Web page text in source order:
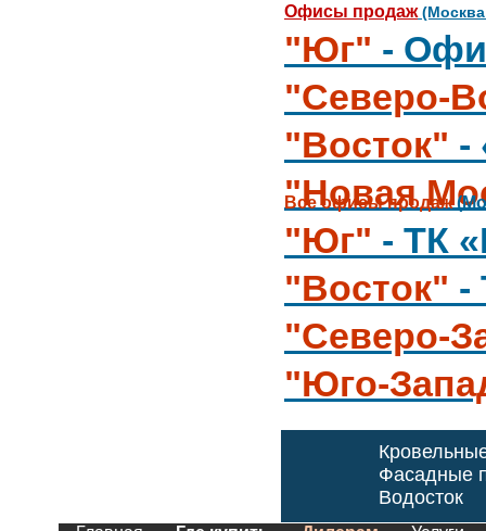
Офисы продаж(Москва
"Юг" -
"Северо-
"Восток" -
"Новая
"Юг" - ТК
"Восток" -
"Северо-
"Юго-
Все офисы продаж
Фасадные
Водосток